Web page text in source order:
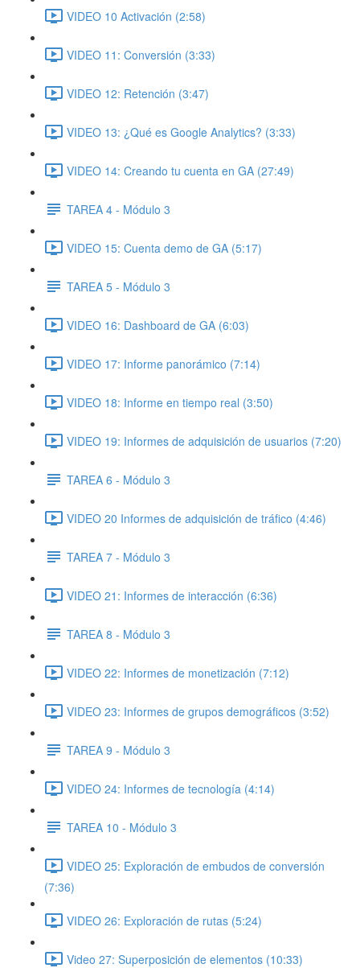
VIDEO 10 Activación (2:58)
VIDEO 11: Conversión (3:33)
VIDEO 12: Retención (3:47)
VIDEO 13: ¿Qué es Google Analytics? (3:33)
VIDEO 14: Creando tu cuenta en GA (27:49)
TAREA 4 - Módulo 3
VIDEO 15: Cuenta demo de GA (5:17)
TAREA 5 - Módulo 3
VIDEO 16: Dashboard de GA (6:03)
VIDEO 17: Informe panorámico (7:14)
VIDEO 18: Informe en tiempo real (3:50)
VIDEO 19: Informes de adquisición de usuarios (7:20)
TAREA 6 - Módulo 3
VIDEO 20 Informes de adquisición de tráfico (4:46)
TAREA 7 - Módulo 3
VIDEO 21: Informes de interacción (6:36)
TAREA 8 - Módulo 3
VIDEO 22: Informes de monetización (7:12)
VIDEO 23: Informes de grupos demográficos (3:52)
TAREA 9 - Módulo 3
VIDEO 24: Informes de tecnología (4:14)
TAREA 10 - Módulo 3
VIDEO 25: Exploración de embudos de conversión
(7:36)
VIDEO 26: Exploración de rutas (5:24)
Video 27: Superposición de elementos (10:33)